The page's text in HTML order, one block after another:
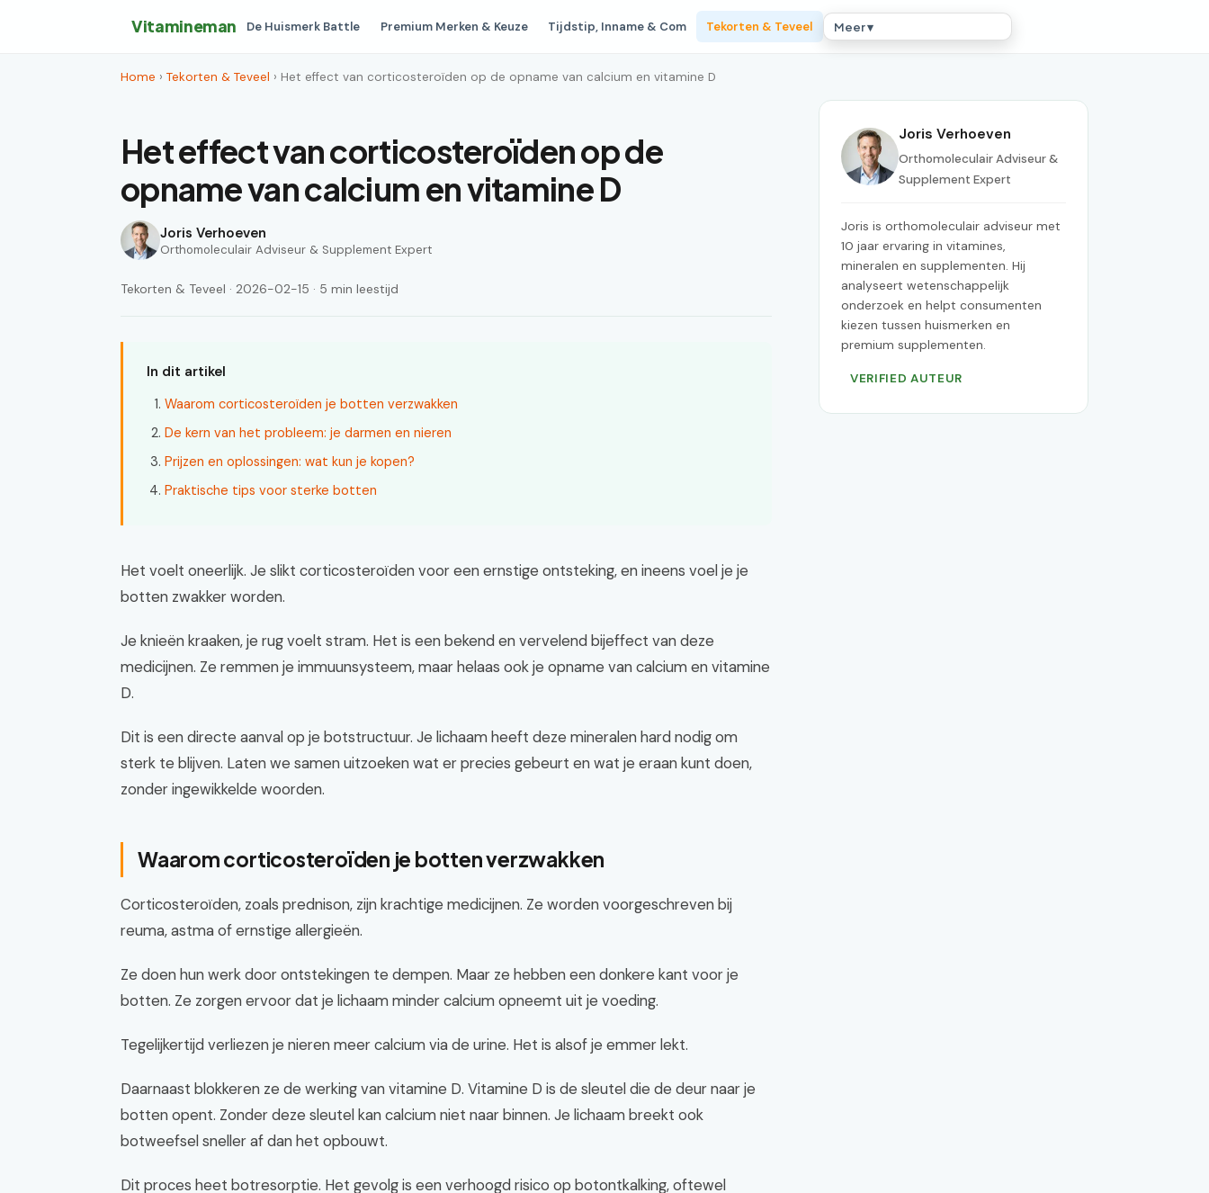
Vitamineman De Huismerk Battle Premium Merken & Keuze Tijdstip, Inname & Com Tekorten & Teveel Meer ▾
Home › Tekorten & Teveel › Het effect van corticosteroïden op de opname van calcium en vitamine D
Het effect van corticosteroïden op de
opname van calcium en vitamine D
Joris Verhoeven
Orthomoleculair Adviseur & Supplement Expert
Tekorten & Teveel · 2026-02-15 · 5 min leestijd
In dit artikel
Waarom corticosteroïden je botten verzwakken
De kern van het probleem: je darmen en nieren
Prijzen en oplossingen: wat kun je kopen?
Praktische tips voor sterke botten
Het voelt oneerlijk. Je slikt corticosteroïden voor een ernstige ontsteking, en ineens voel je je
botten zwakker worden.
Je knieën kraaken, je rug voelt stram. Het is een bekend en vervelend bijeffect van deze
medicijnen. Ze remmen je immuunsysteem, maar helaas ook je opname van calcium en vitamine
D.
Dit is een directe aanval op je botstructuur. Je lichaam heeft deze mineralen hard nodig om
sterk te blijven. Laten we samen uitzoeken wat er precies gebeurt en wat je eraan kunt doen,
zonder ingewikkelde woorden.
Waarom corticosteroïden je botten verzwakken
Corticosteroïden, zoals prednison, zijn krachtige medicijnen. Ze worden voorgeschreven bij
reuma, astma of ernstige allergieën.
Ze doen hun werk door ontstekingen te dempen. Maar ze hebben een donkere kant voor je
botten. Ze zorgen ervoor dat je lichaam minder calcium opneemt uit je voeding.
Tegelijkertijd verliezen je nieren meer calcium via de urine. Het is alsof je emmer lekt.
Daarnaast blokkeren ze de werking van vitamine D. Vitamine D is de sleutel die de deur naar je
botten opent. Zonder deze sleutel kan calcium niet naar binnen. Je lichaam breekt ook
botweefsel sneller af dan het opbouwt.
Dit proces heet botresorptie. Het gevolg is een verhoogd risico op botontkalking, oftewel
Joris Verhoeven
Orthomoleculair Adviseur &
Supplement Expert
Joris is orthomoleculair adviseur met
10 jaar ervaring in vitamines,
mineralen en supplementen. Hij
analyseert wetenschappelijk
onderzoek en helpt consumenten
kiezen tussen huismerken en
premium supplementen.
VERIFIED AUTEUR